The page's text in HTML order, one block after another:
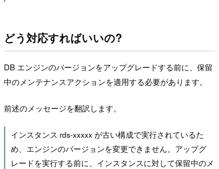
どう対応すればいいの?
DB エンジンのバージョンをアップグレードする前に、保留
中のメンテナンスアクションを適用する必要があります。
前述のメッセージを翻訳します。
インスタンス rds-xxxxx が古い構成で実行されているた
め、エンジンのバージョンを変更できません。アップグ
レードを実行する前に、インスタンスに対して保留中のメ